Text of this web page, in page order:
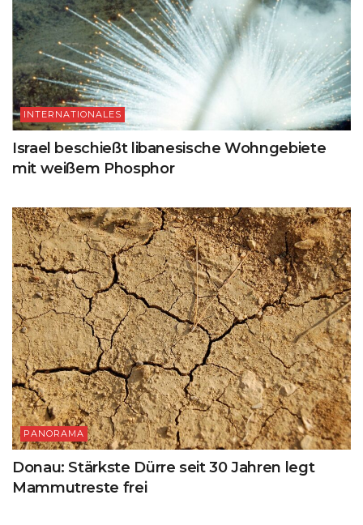
INTERNATIONALES
Israel beschießt libanesische Wohngebiete
mit weißem Phosphor
PANORAMA
Donau: Stärkste Dürre seit 30 Jahren legt
Mammutreste frei